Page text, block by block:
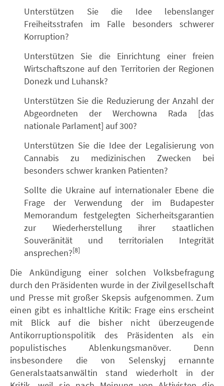
Unterstützen Sie die Idee lebenslanger
Freiheitsstrafen im Falle besonders schwerer
Korruption?
Unterstützen Sie die Einrichtung einer freien
Wirtschaftszone auf den Territorien der Regionen
Donezk und Luhansk?
Unterstützen Sie die Reduzierung der Anzahl der
Abgeordneten der Werchowna Rada [das
nationale Parlament] auf 300?
Unterstützen Sie die Idee der Legalisierung von
Cannabis zu medizinischen Zwecken bei
besonders schwer kranken Patienten?
Sollte die Ukraine auf internationaler Ebene die
Frage der Verwendung der im Budapester
Memorandum festgelegten Sicherheitsgarantien
zur Wiederherstellung ihrer staatlichen
Souveränität und territorialen Integrität
ansprechen?[8]
Die Ankündigung einer solchen Volksbefragung
durch den Präsidenten wurde in der Zivilgesellschaft
und Presse mit großer Skepsis aufgenommen. Zum
einen gibt es inhaltliche Kritik: Frage eins erscheint
mit Blick auf die bisher nicht überzeugende
Antikorruptionspolitik des Präsidenten als ein
populistisches Ablenkungsmanöver. Denn
insbesondere die von Selenskyj ernannte
Generalstaatsanwältin stand wiederholt in der